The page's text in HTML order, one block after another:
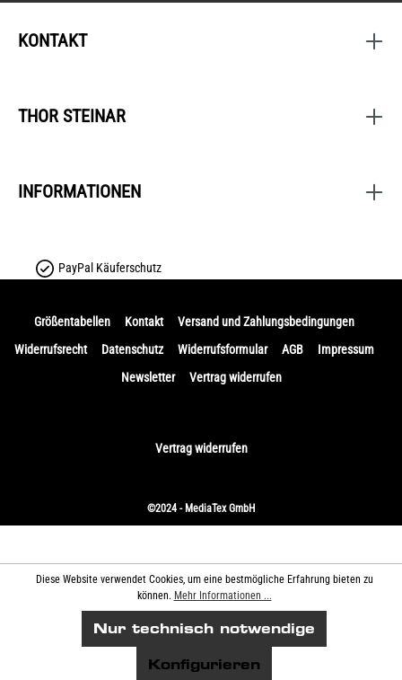
KONTAKT
THOR STEINAR
INFORMATIONEN
PayPal Käuferschutz
Größentabellen Kontakt
Versand und Zahlungsbedingungen
Widerrufsrecht
Datenschutz Widerrufsformular AGB
Impressum
Newsletter
Vertrag widerrufen
Vertrag widerrufen
©2024 - MediaTex GmbH
Diese Website verwendet Cookies, um eine bestmögliche Erfahrung bieten zu
können. Mehr Informationen ...
Nur technisch notwendige
Konfigurieren